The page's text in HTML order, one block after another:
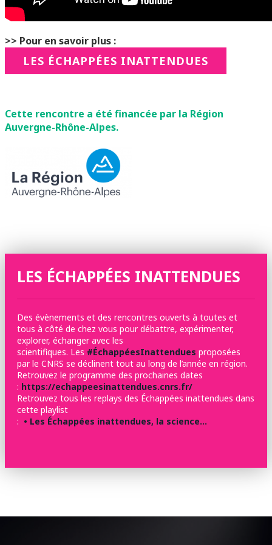
>> Pour en savoir plus :
LES ÉCHAPPÉES INATTENDUES
Cette rencontre a été financée par la Région
Auvergne-Rhône-Alpes.
LES ÉCHAPPÉES INATTENDUES
Des évènements et des rencontres ouverts à toutes et
tous à côté de chez vous pour débattre, expérimenter,
explorer, échanger avec les
scientifiques. Les #ÉchappéesInattendues proposées
par le CNRS se déclinent tout au long de l’année en région.
Retrouvez le programme des prochaines dates
: https://echappeesinattendues.cnrs.fr/
Retrouvez tous les replays des Échappées inattendues dans
cette playlist
: • Les Échappées inattendues, la science…